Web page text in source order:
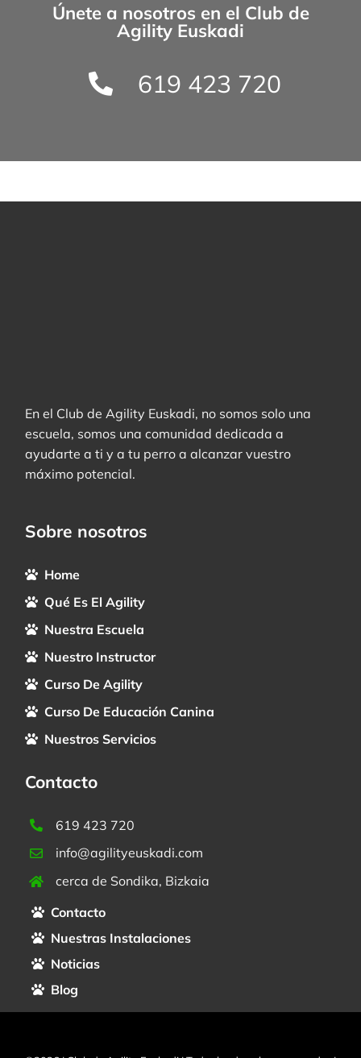
Únete a nosotros en el Club de
Agility Euskadi
619 423 720
En el Club de Agility Euskadi, no somos solo una
escuela, somos una comunidad dedicada a
ayudarte a ti y a tu perro a alcanzar vuestro
máximo potencial.
Sobre nosotros
Home
Qué Es El Agility
Nuestra Escuela
Nuestro Instructor
Curso De Agility
Curso De Educación Canina
Nuestros Servicios
Contacto
619 423 720
info@agilityeuskadi.com
cerca de Sondika, Bizkaia
Contacto
Nuestras Instalaciones
Noticias
Blog